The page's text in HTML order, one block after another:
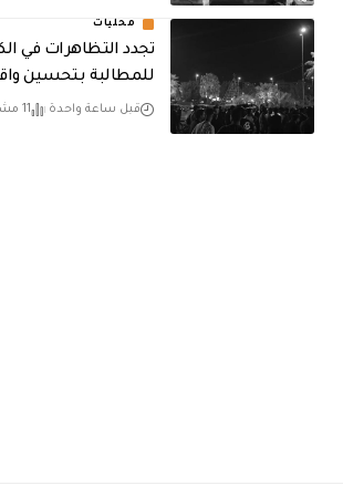
محليات
تجدد التظاهرات في
للمطالبة بتحسين
قبل ساعة واحدة 11 مشاهدات